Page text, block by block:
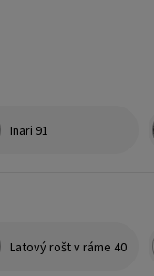
Inari 91
Latový rošt v ráme 40